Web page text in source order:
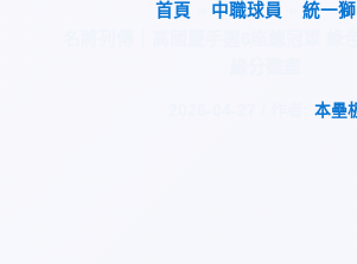
首頁 中職球員
統一獅
本壘